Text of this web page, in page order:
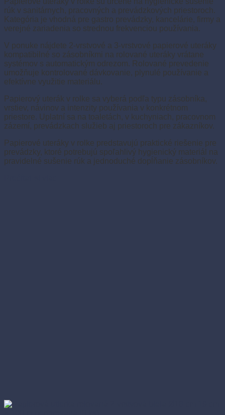
rúk v sanitárnych, pracovných a prevádzkových priestoroch.
Kategória je vhodná pre gastro prevádzky, kancelárie, firmy a
verejné zariadenia so strednou frekvenciou používania.
V ponuke nájdete 2-vrstvové a 3-vrstvové papierové uteráky
kompatibilné so zásobníkmi na rolované uteráky vrátane
systémov s automatickým odrezom. Rolované prevedenie
umožňuje kontrolované dávkovanie, plynulé používanie a
efektívne využitie materiálu.
Papierový uterák v rolke sa vyberá podľa typu zásobníka,
vrstiev, návinov a intenzity používania v konkrétnom
priestore. Uplatní sa na toaletách, v kuchyniach, pracovnom
zázemí, prevádzkach služieb aj priestoroch pre zákazníkov.
Papierové uteráky v rolke predstavujú praktické riešenie pre
prevádzky, ktoré potrebujú spoľahlivý hygienický materiál na
pravidelné sušenie rúk a jednoduché dopĺňanie zásobníkov.